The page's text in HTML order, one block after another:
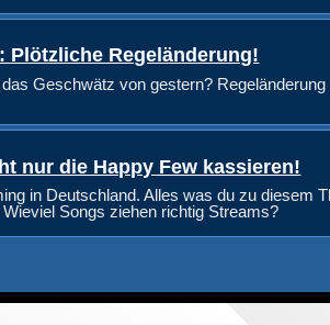
Plötzliche Regeländerung!
Geschwätz von gestern?
nur die Happy Few kassieren!
in Deutschland. Alles was du zu diesem
Songs ziehen richtig Streams?